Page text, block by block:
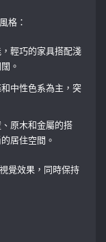
格：
輕巧的家具搭配淺
。
中性色系為主，突
原木和金屬的搭
居住空間。
覺效果，同時保持